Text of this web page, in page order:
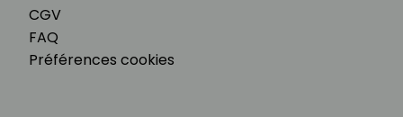
CGV
FAQ
Préférences cookies